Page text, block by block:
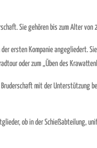
Sie gehören bis zum Alter von
ersten Kompanie angegliedert.
oder zum „Üben des
mit der
ob in der Schießabteilung,